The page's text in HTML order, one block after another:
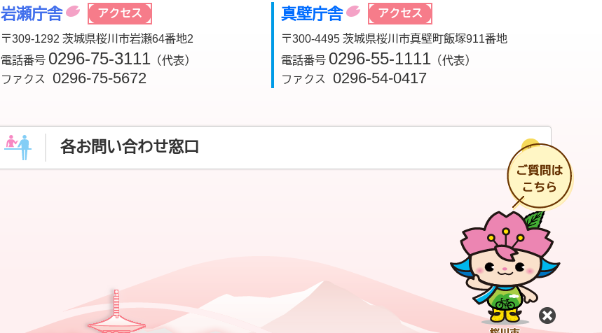
岩瀬庁舎 アクセス
〒309-1292 茨城県桜川市岩瀬64番地2
電話番号 0296-75-3111 （代表）
ファクス
0296-75-5672
真壁庁舎 アクセス
〒300-4495 茨城県桜川市真壁町飯塚911番地
電話番号 0296-55-1111 （代表）
ファクス
0296-54-0417
各お問い合わせ窓口